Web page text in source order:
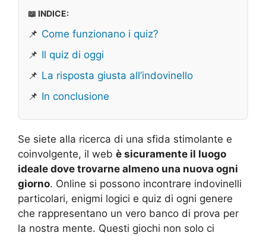
📖 INDICE:
📌 Come funzionano i quiz?
📌 Il quiz di oggi
📌 La risposta giusta all’indovinello
📌 In conclusione
Se siete alla ricerca di una sfida stimolante e
coinvolgente, il web è sicuramente il luogo
ideale dove trovarne almeno una nuova ogni
giorno. Online si possono incontrare indovinelli
particolari, enigmi logici e quiz di ogni genere
che rappresentano un vero banco di prova per
la nostra mente. Questi giochi non solo ci